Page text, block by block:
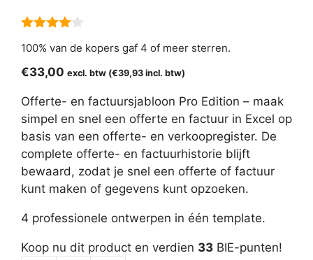
5
100% van de kopers gaf 4 of meer sterren.
€33,00 excl. btw (€39,93 incl. btw)
Offerte- en factuursjabloon Pro Edition – maak
simpel en snel een offerte en factuur in Excel op
basis van een offerte- en verkoopregister. De
complete offerte- en factuurhistorie blijft
bewaard, zodat je snel een offerte of factuur
kunt maken of gegevens kunt opzoeken.
4 professionele ontwerpen in één template.
Koop nu dit product en verdien 33 BIE-punten!